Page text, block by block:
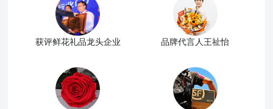
获评鲜花礼品龙头企业 品牌代言人王祉怡